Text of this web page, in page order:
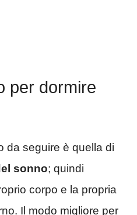
per dormire
da seguire è quella di
sonno; quindi
corpo e la propria
Il modo migliore per